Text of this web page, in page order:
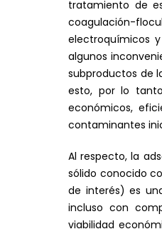
tratamiento de
coagulación-
electroquímicos
algunos
subproductos de
esto, por lo
económicos,
contaminantes
Al respecto, la
sólido conocido
de interés) es
incluso con
viabilidad